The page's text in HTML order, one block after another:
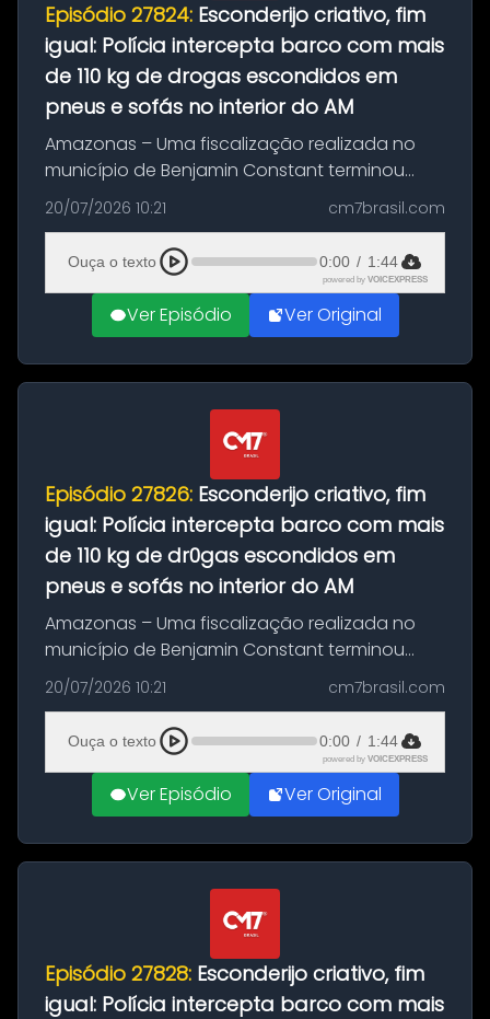
Episódio 27824: Esconderijo criativo, fim
igual: Polícia intercepta barco com mais
de 110 kg de drogas escondidos em
pneus e sofás no interior do AM
Amazonas – Uma fiscalização realizada no
município de Benjamin Constant terminou
com a apreensão de aproximadamente 115
quilos de entorpecentes em uma
embarcação atracada no porto da cidade. O
materia...
20/07/2026 10:21 cm7brasil.com
Ouça o texto 0:00 / 1:44
powered by VOICEXPRESS
Ver Episódio Ver Original
Episódio 27826: Esconderijo criativo, fim
igual: Polícia intercepta barco com mais
de 110 kg de dr0gas escondidos em
pneus e sofás no interior do AM
Amazonas – Uma fiscalização realizada no
município de Benjamin Constant terminou
com a apreensão de aproximadamente 115
quilos de entorpecentes em uma
embarcação atracada no porto da cidade. O
materia...
20/07/2026 10:21 cm7brasil.com
Ouça o texto 0:00 / 1:44
powered by VOICEXPRESS
Ver Episódio Ver Original
Episódio 27828: Esconderijo criativo, fim
igual: Polícia intercepta barco com mais